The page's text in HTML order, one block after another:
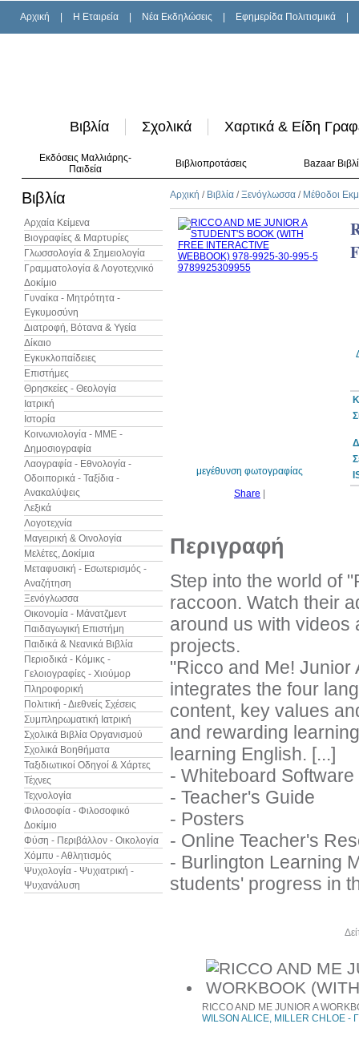
Αρχική H Εταιρεία Νέα Εκδηλώσεις Εφημερίδα Πολιτισμικά
Βιβλία Σχολικά Χαρτικά & Είδη
Εκδόσεις Μαλλιάρης-
Παιδεία
Βιβλιοπροτάσεις Bazaar
Βιβλία
Αρχαία Κείμενα
Βιογραφίες & Μαρτυρίες
Γλωσσολογία & Σημειολογία
Γραμματολογία & Λογοτεχνικό
Δοκίμιο
Γυναίκα - Μητρότητα -
Εγκυμοσύνη
Διατροφή, Βότανα & Υγεία
Δίκαιο
Εγκυκλοπαίδειες
Επιστήμες
Θρησκείες - Θεολογία
Ιατρική
Ιστορία
Κοινωνιολογία - ΜΜΕ -
Δημοσιογραφία
Λαογραφία - Εθνολογία -
Οδοιπορικά - Ταξίδια -
Ανακαλύψεις
Λεξικά
Λογοτεχνία
Μαγειρική & Οινολογία
Μελέτες, Δοκίμια
Μεταφυσική - Εσωτερισμός -
Αναζήτηση
Ξενόγλωσσα
Οικονομία - Μάνατζμεντ
Παιδαγωγική Επιστήμη
Παιδικά & Νεανικά Βιβλία
Περιοδικά - Κόμικς -
Γελοιογραφίες - Χιούμορ
Πληροφορική
Πολιτική - Διεθνείς Σχέσεις
Συμπληρωματική Ιατρική
Σχολικά Βιβλία Οργανισμού
Σχολικά Βοηθήματα
Ταξιδιωτικοί Οδηγοί & Χάρτες
Τέχνες
Τεχνολογία
Φιλοσοφία - Φιλοσοφικό
Δοκίμιο
Φύση - Περιβάλλον - Οικολογία
Χόμπυ - Αθλητισμός
Ψυχολογία - Ψυχιατρική -
Ψυχανάλυση
Αρχική / Βιβλία /Ξενόγλωσσα / Μέθοδοι
μεγέθυνση φωτογραφίας
Share
Περιγραφή
Step into the world of
raccoon. Watch their
around us with videos
projects.
"Ricco and Me! Junior
integrates the four
content, key values
and rewarding
learning English. [...]
- Whiteboard Software
- Teacher's Guide
- Posters
- Online Teacher's
- Burlington Learning
students' progress in
RICCO AND ME JUNIOR A
WILSON ALICE, MILLER CHLOE